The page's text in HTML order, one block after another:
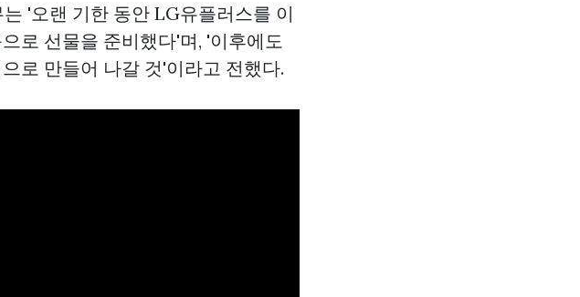
'오랜 기한 동안 LG유플러스를 이
로 선물을 준비했다'며, '이후에도
로 만들어 나갈 것'이라고 전했다.